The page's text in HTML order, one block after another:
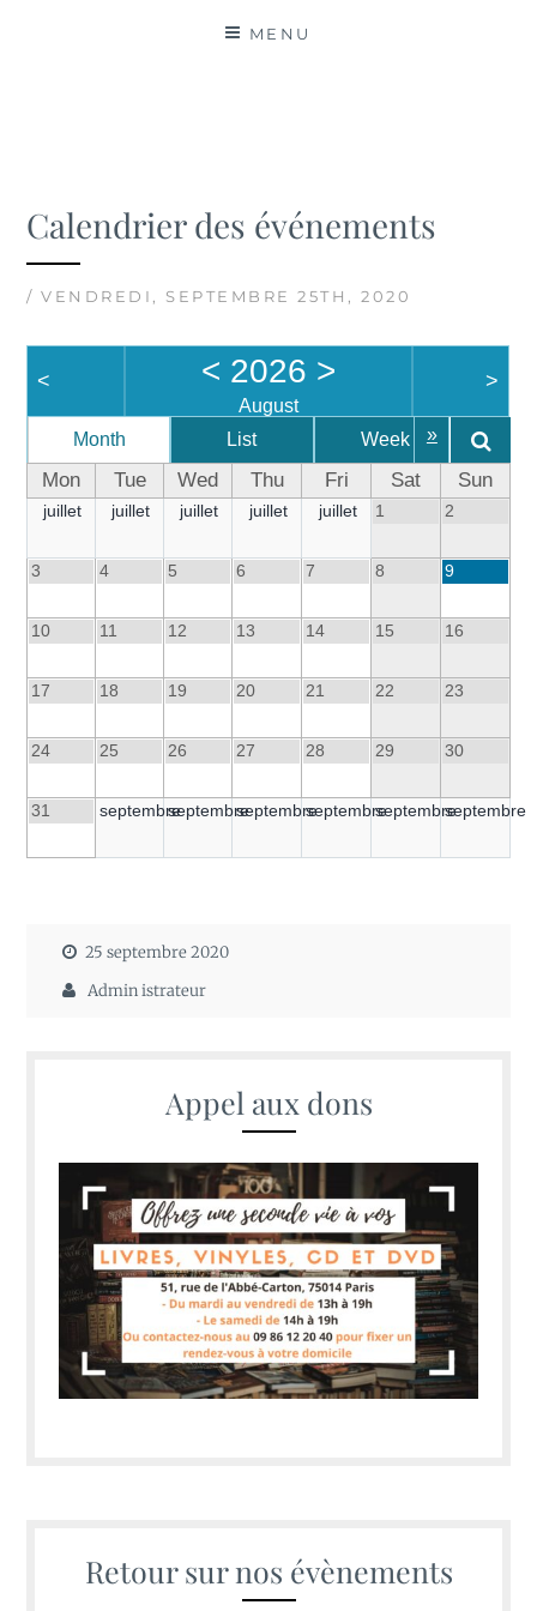
MENU
Calendrier des événements
/ VENDREDI, SEPTEMBRE 25TH, 2020
< < 2026 >
August
>
»
Month List Week
Mon Tue Wed Thu Fri Sat Sun
juillet juillet juillet juillet juillet 1 2
3 4 5 6 7 8 9
10 11 12 13 14 15 16
17 18 19 20 21 22 23
24 25 26 27 28 29 30
31 septembreseptembreseptembreseptembreseptembreseptembre
25 septembre 2020
Admin istrateur
Appel aux dons
Retour sur nos évènements